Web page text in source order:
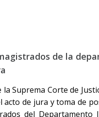
de la
la Suprema Corte de
acto de jura y toma de
del Departamento